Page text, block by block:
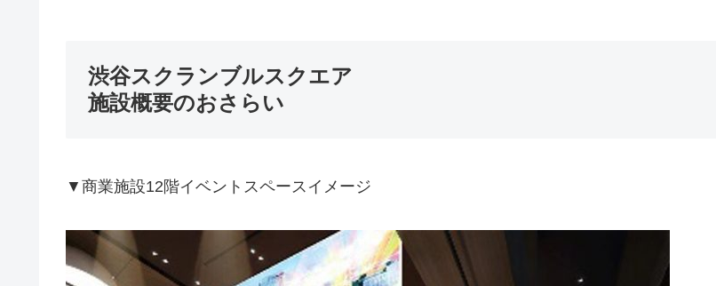
渋谷スクランブルスクエア
施設概要のおさらい
▼商業施設12階イベントスペースイメージ